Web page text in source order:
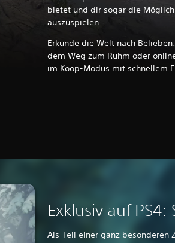
bietet und dir sogar die
auszuspielen.
Erkunde die Welt nach
dem Weg zum Ruhm oder
im Koop-Modus mit schnellem
Exklusiv auf PS4:
Als Teil einer ganz besonderen